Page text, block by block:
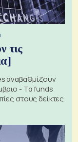
τις
αναβαθμίζουν
- Τα funds
στους δείκτες